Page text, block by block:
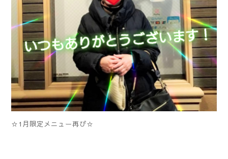
☆1月限定メニュー再び☆